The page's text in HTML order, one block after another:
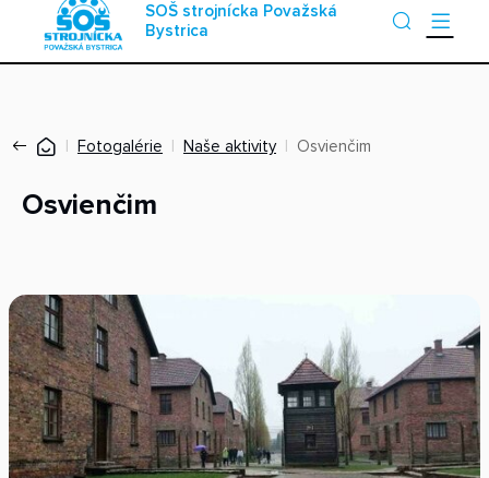
SOŠ strojnícka Považská
Bystrica
Fotogalérie Naše aktivity Osvienčim
Osvienčim